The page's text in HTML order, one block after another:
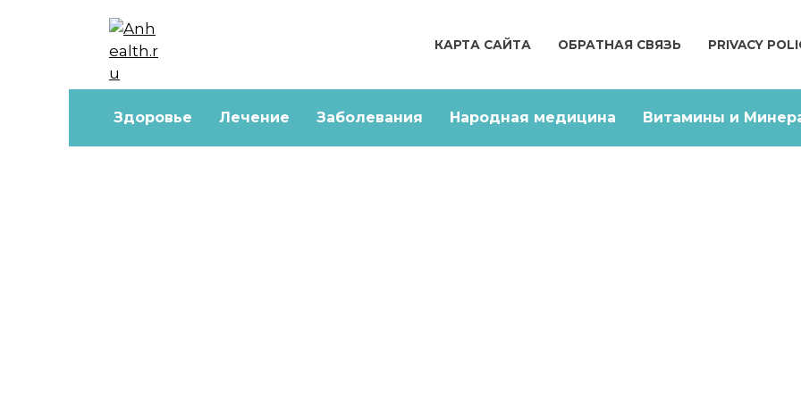
КАРТА САЙТА ОБРАТНАЯ СВЯЗЬ PRIVACY
Здоровье Лечение Заболевания Народная медицина Витамины и